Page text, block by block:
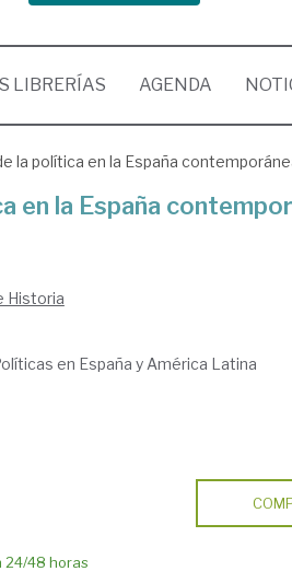
LIBRERÍAS AGENDA
la política en la España
en la España
Historia
en España y América Latina
24/48 horas